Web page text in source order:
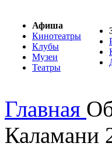
Афиша
Кинотеатры
Клубы
Музеи
Театры
Главная
Каламани